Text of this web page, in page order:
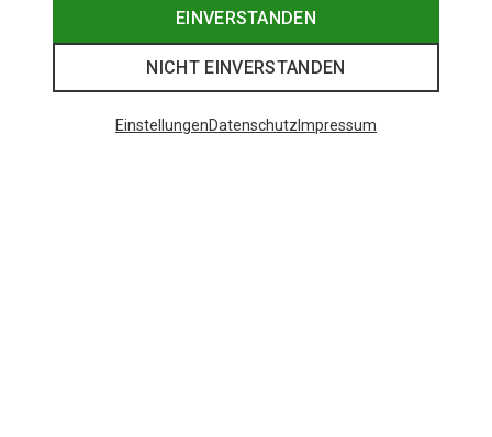
Du sparst 61%
EINVERSTANDEN
NICHT EINVERSTANDEN
EinstellungenDatenschutz Impressum